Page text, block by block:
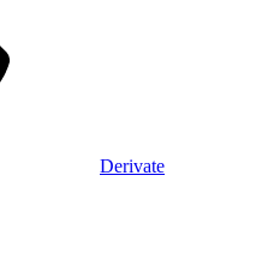
Derivate